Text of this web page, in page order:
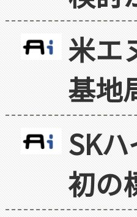
米エ
基地
SK
初の